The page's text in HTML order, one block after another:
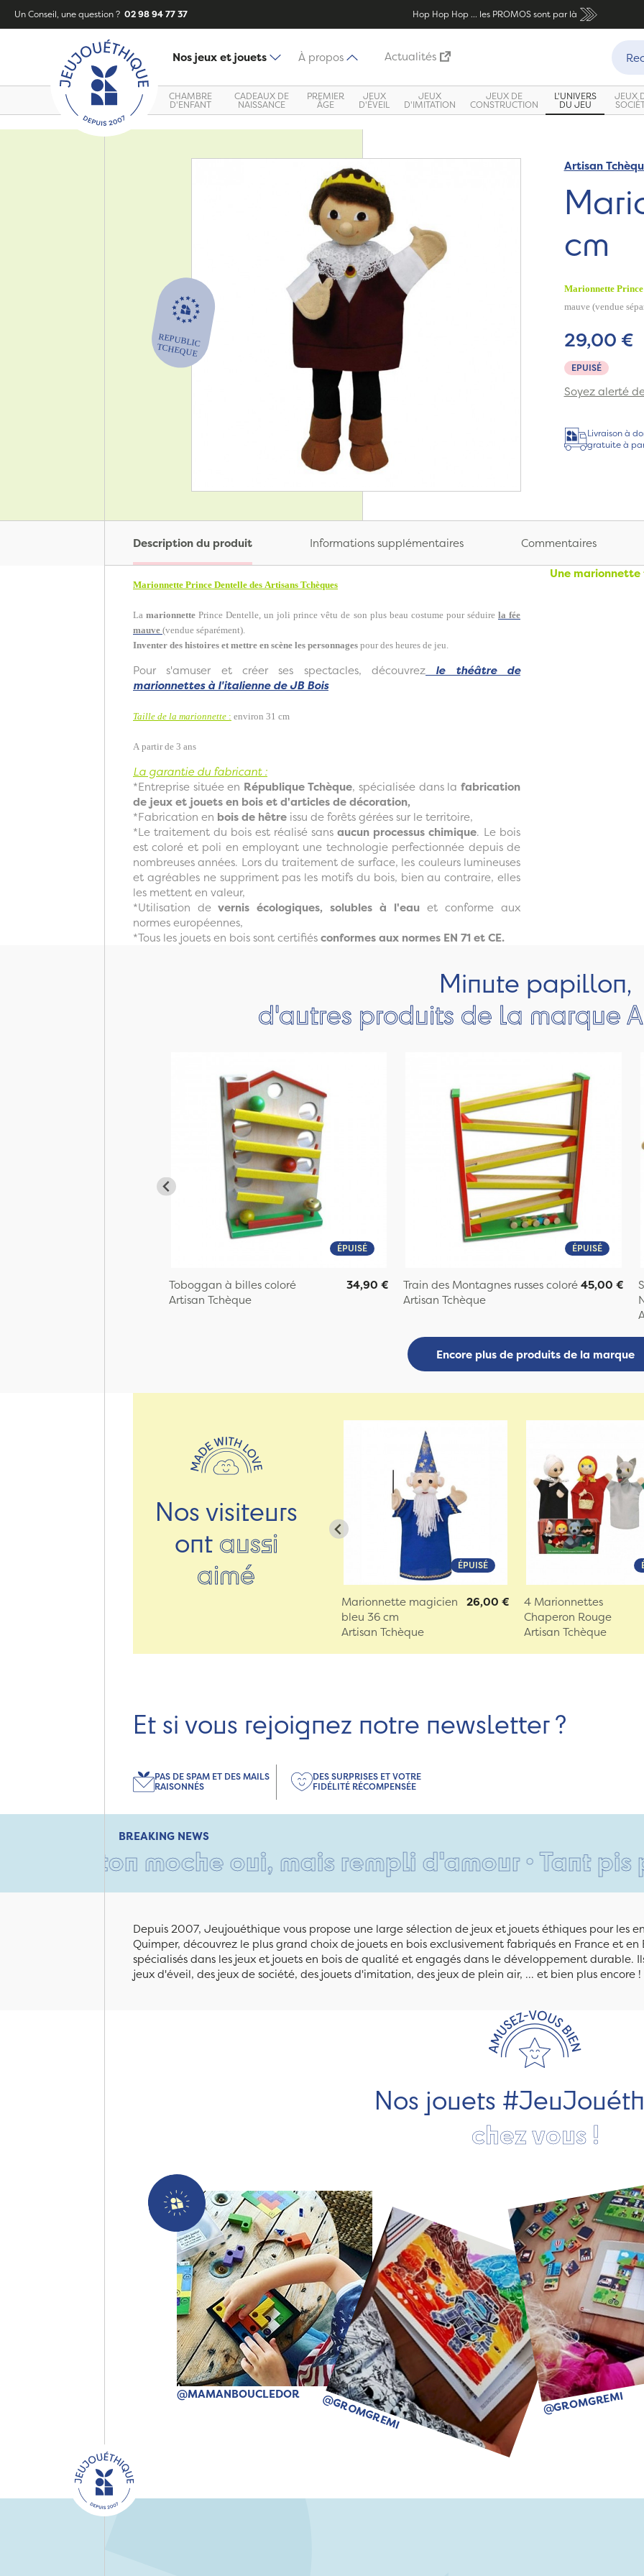
Un Conseil, une question ? 02 98 94 77 37 Hop Hop Hop ... les PROMOS sont par là
Nos jeux et jouets À propos Actualités
CHAMBRE
D'ENFANT
CADEAUX DE
NAISSANCE
PREMIER
ÂGE
JEUX
D'ÉVEIL
JEUX
D'IMITATION
JEUX DE
CONSTRUCTION
L'UNIVERS
DU JEU
JEUX
Artisan
cm
Marionnette
mauve (vendue
EPUISÉ
29,00 €
Soyez alerté
Livraison à
gratuite à
Description du produit Informations supplémentaires Commentaires
Marionnette Prince Dentelle des Artisans Tchèques
La marionnette Prince Dentelle, un joli prince vêtu de son plus beau costume pour séduire la fée
mauve (vendue séparément).
Inventer des histoires et mettre en scène les personnages pour des heures de jeu.
Pour s'amuser et créer ses spectacles, découvrez le théâtre de
marionnettes à l'italienne de JB Bois
Taille de la marionnette : environ 31 cm
A partir de 3 ans
La garantie du fabricant :
*Entreprise située en République Tchèque, spécialisée dans la fabrication
de jeux et jouets en bois et d'articles de décoration,
*Fabrication en bois de hêtre issu de forêts gérées sur le territoire,
*Le traitement du bois est réalisé sans aucun processus chimique. Le bois
est coloré et poli en employant une technologie perfectionnée depuis de
nombreuses années. Lors du traitement de surface, les couleurs lumineuses
et agréables ne suppriment pas les motifs du bois, bien au contraire, elles
les mettent en valeur,
*Utilisation de vernis écologiques, solubles à l'eau et conforme aux
normes européennes,
*Tous les jouets en bois sont certifiésconformes aux normes EN 71 et CE.
Une marionnette
Minute papillon,
d'autres produits de la marque
ÉPUISÉ
Toboggan à billes coloré
Artisan Tchèque
34,90 €
ÉPUISÉ
Train des Montagnes russes coloré
Artisan Tchèque
45,00 €
Encore plus de produits de la marque
Nos visiteurs
ont aussi
aimé
ÉPUISÉ
Marionnette magicien
bleu 36 cm
Artisan Tchèque
26,00 €
4 Marionnettes
Chaperon Rouge
Artisan Tchèque
Et si vous rejoignez notre newsletter ?
PAS DE SPAM ET DES MAILS
RAISONNÉS
DES SURPRISES ET VOTRE
FIDÉLITÉ RÉCOMPENSÉE
BREAKING NEWS
moche oui, mais rempli d'amour • Tant pis pour
Depuis 2007, Jeujouéthique vous propose une large sélection de jeux et jouets éthiques pour les
Quimper, découvrez le plus grand choix de jouets en bois exclusivement fabriqués en France et
spécialisés dans les jeux et jouets en bois de qualité et engagés dans le développement durable.
jeux d'éveil, des jeux de société, des jouets d'imitation, des jeux de plein air, ... et bien plus encore !
Nos jouets
chez vous !
@MAMANBOUCLEDOR @GROMGREMI @GROMGREMI